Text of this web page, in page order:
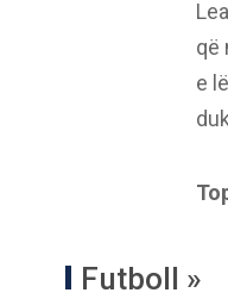
që
e
Futboll »